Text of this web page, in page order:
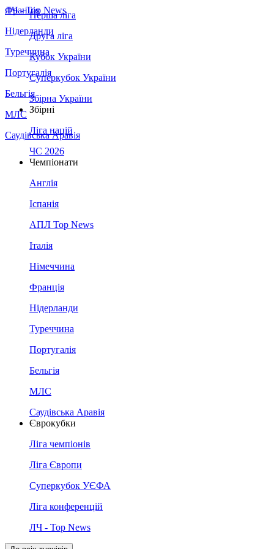
Франція
Нідерланди
Туреччина
Португалія
Бельгія
МЛС
Саудівська Аравія
ЛЧ - Top News
Перша ліга
Друга ліга
Кубок України
Суперкубок України
Збірна України
Збірні
Ліга націй
ЧС 2026
Чемпіонати
Англія
Іспанія
АПЛ Top News
Італія
Німеччина
Франція
Нідерланди
Туреччина
Португалія
Бельгія
МЛС
Саудівська Аравія
Єврокубки
Ліга чемпіонів
Ліга Європи
Суперкубок УЄФА
Ліга конференцій
ЛЧ - Top News